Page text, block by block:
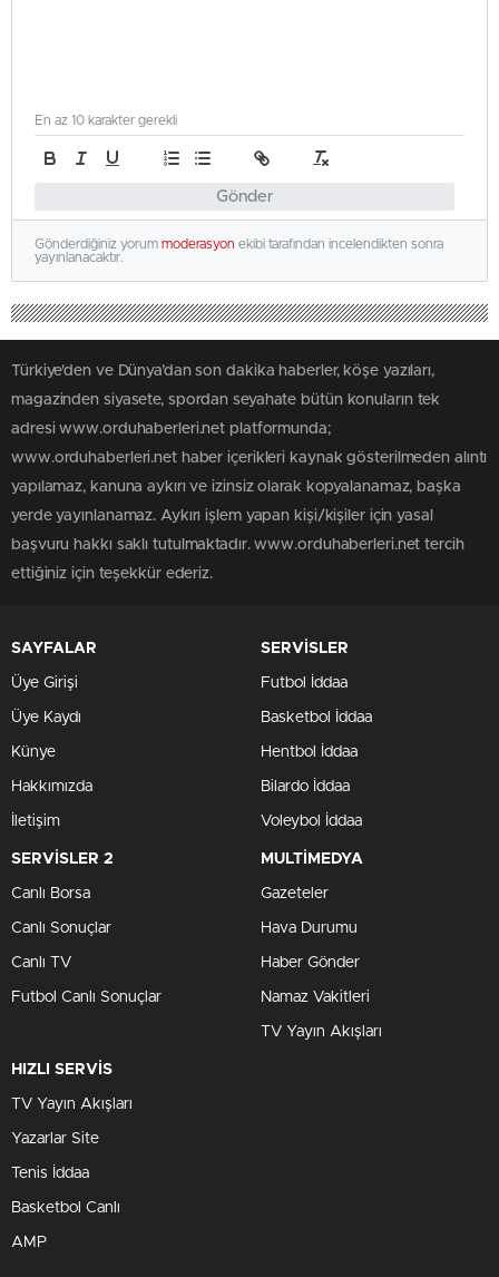
Gönder
En az 10 karakter gerekli
Gönderdiğiniz yorum moderasyon ekibi tarafından incelendikten sonra
yayınlanacaktır.
Türkiye'den ve Dünya’dan son dakika haberler, köşe yazıları,
magazinden siyasete, spordan seyahate bütün konuların tek
adresi www.orduhaberleri.net platformunda;
www.orduhaberleri.net haber içerikleri kaynak gösterilmeden alıntı
yapılamaz, kanuna aykırı ve izinsiz olarak kopyalanamaz, başka
yerde yayınlanamaz. Aykırı işlem yapan kişi/kişiler için yasal
başvuru hakkı saklı tutulmaktadır. www.orduhaberleri.net tercih
ettiğiniz için teşekkür ederiz.
SAYFALAR
Üye Girişi
Üye Kaydı
Künye
Hakkımızda
İletişim
SERVİSLER
Futbol İddaa
Basketbol İddaa
Hentbol İddaa
Bilardo İddaa
Voleybol İddaa
SERVİSLER 2
Canlı Borsa
Canlı Sonuçlar
Canlı TV
Futbol Canlı Sonuçlar
MULTİMEDYA
Gazeteler
Hava Durumu
Haber Gönder
Namaz Vakitleri
TV Yayın Akışları
HIZLI SERVİS
TV Yayın Akışları
Yazarlar Site
Tenis İddaa
Basketbol Canlı
AMP